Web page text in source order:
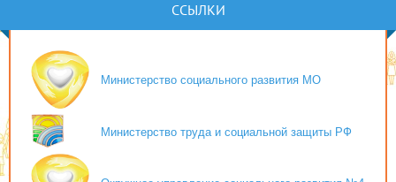
ССЫЛКИ
Министерство социального развития МО
Министерство труда и социальной защиты РФ